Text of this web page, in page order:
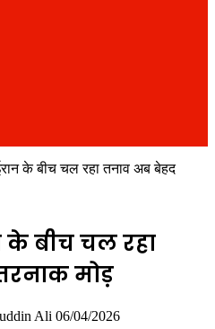
के बीच चल रहा तनाव अब बेहद
के बीच चल रहा
मोड़
Ali Send
06/04/2026